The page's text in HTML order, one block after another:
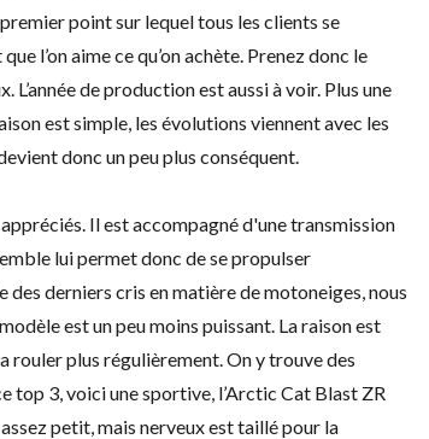
point sur lequel tous les clients se
l’on aime ce qu’on achète. Prenez donc le
L’année de production est aussi à voir. Plus une
est simple, les évolutions viennent avec les
donc un peu plus conséquent.
Il est accompagné d'une transmission
lui permet donc de se propulser
derniers cris en matière de motoneiges, nous
est un peu moins puissant. La raison est
rouler plus régulièrement. On y trouve des
top 3, voici une sportive, l’Arctic Cat Blast ZR
petit, mais nerveux est taillé pour la